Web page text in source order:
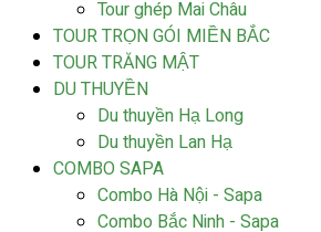
Tour ghép Mai Châu
TOUR TRỌN GÓI MIỀN BẮC
TOUR TRĂNG MẬT
DU THUYỀN
Du thuyền Hạ Long
Du thuyền Lan Hạ
COMBO SAPA
Combo Hà Nội - Sapa
Combo Bắc Ninh - Sapa